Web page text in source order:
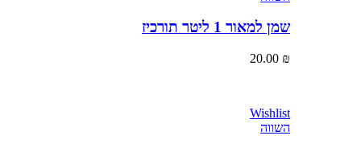
שמן למאור 1 ליטר תורכיז
20.00
Wishlist